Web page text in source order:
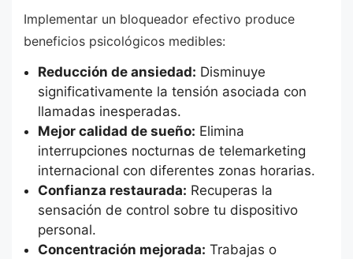
Implementar un bloqueador efectivo produce
beneficios psicológicos medibles:
Reducción de ansiedad: Disminuye
significativamente la tensión asociada con
llamadas inesperadas.
Mejor calidad de sueño: Elimina
interrupciones nocturnas de telemarketing
internacional con diferentes zonas horarias.
Confianza restaurada: Recuperas la
sensación de control sobre tu dispositivo
personal.
Concentración mejorada: Trabajas o